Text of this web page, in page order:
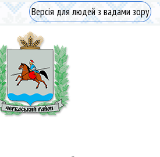
Версія для людей з вадами зору